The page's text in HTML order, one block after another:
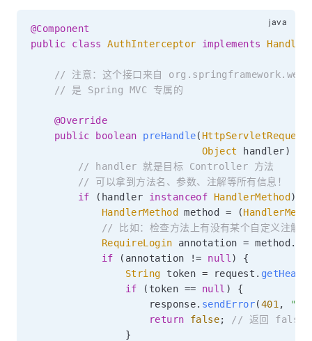
@Component
public
class AuthInterceptor implements
// 注意：这个接口来自
// 是 Spring MVC 专属的
@Override
public
boolean preHandle( HttpServletRequest
Object
handler)
// handler 就是目标 Controller 方法
// 可以拿到方法名、参数、注解等所有信息！
if
( handler instanceof HandlerMethod )
HandlerMethod
method = (
// 比如：检查方法上有没有某个自定义注解
RequireLogin annotation = method .
if
( annotation != null )
{
String token = request .
if
( token == null )
{
                    response
. sendError(401 ,
"未
return
false;
// 返回 false
}